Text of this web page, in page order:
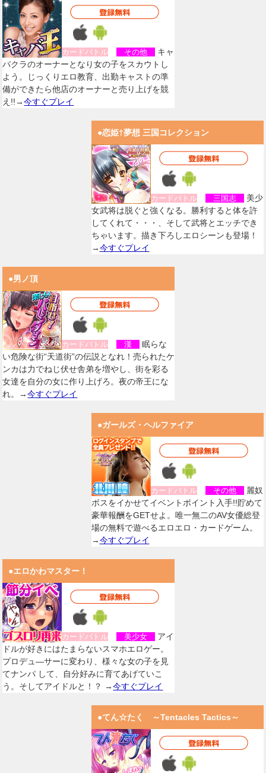
カードバトル その他
キャ
バクラのオーナーとなり女の子をスカウトし
よう。じっくりエロ教育、出勤キャストの準
備ができたら他店のオーナーと売り上げを競
え!!→今すぐプレイ
●恋姫†夢想 三国コレクション
カードバトル 三国志
美少
女武将は脱ぐと強くなる。勝利すると体を許
してくれて・・・、そして武将とエッチでき
ちゃいます。描き下ろしエロシーンも登場！
→今すぐプレイ
●男ノ頂
カードバトル 漢
眠らな
い危険な街“天道街”の伝説となれ！売られたケ
ンカは力でねじ伏せ舎弟を増やし、街を彩る
女達を自分の女に作り上げろ。夜の帝王にな
れ。→今すぐプレイ
●ガールズ・ヘルファイア
カードバトル その他
麗奴
ボスをイかせてイベントポイント入手!!貯めて
豪華報酬をGETせよ。唯一無二のAV女優総登
場の無料で遊べるエロエロ・カードゲーム。
→今すぐプレイ
●エロかわマスター！
カードバトル 美少女
アイ
ドルが好きにはたまらないスマホエロゲー。
プロデュ―サーに変わり、様々な女の子を見
てナンパ して、自分好みに育てあげていこ
う。そしてアイドルと！？ →今すぐプレイ
●てん☆たく ～Tentacles Tactics～